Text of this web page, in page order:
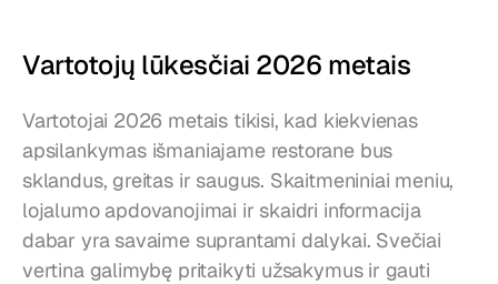
Vartotojų lūkesčiai 2026 metais
Vartotojai 2026 metais tikisi, kad kiekvienas
apsilankymas išmaniajame restorane bus
sklandus, greitas ir saugus. Skaitmeniniai meniu,
lojalumo apdovanojimai ir skaidri informacija
dabar yra savaime suprantami dalykai. Svečiai
vertina galimybę pritaikyti užsakymus ir gauti